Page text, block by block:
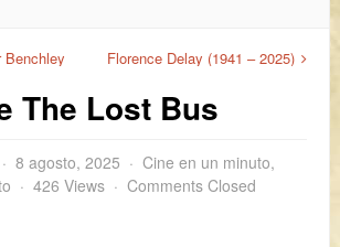
Benchley Florence Delay (1941 – 2025)​
The Lost Bus
8 agosto, 2025 Cine en un minuto,
426 Views Comments Closed